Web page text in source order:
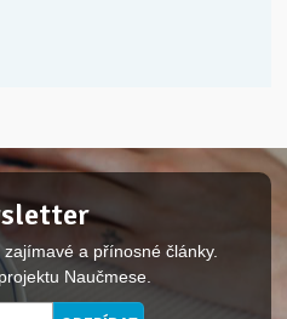
a přínosné články.
Naučmese.